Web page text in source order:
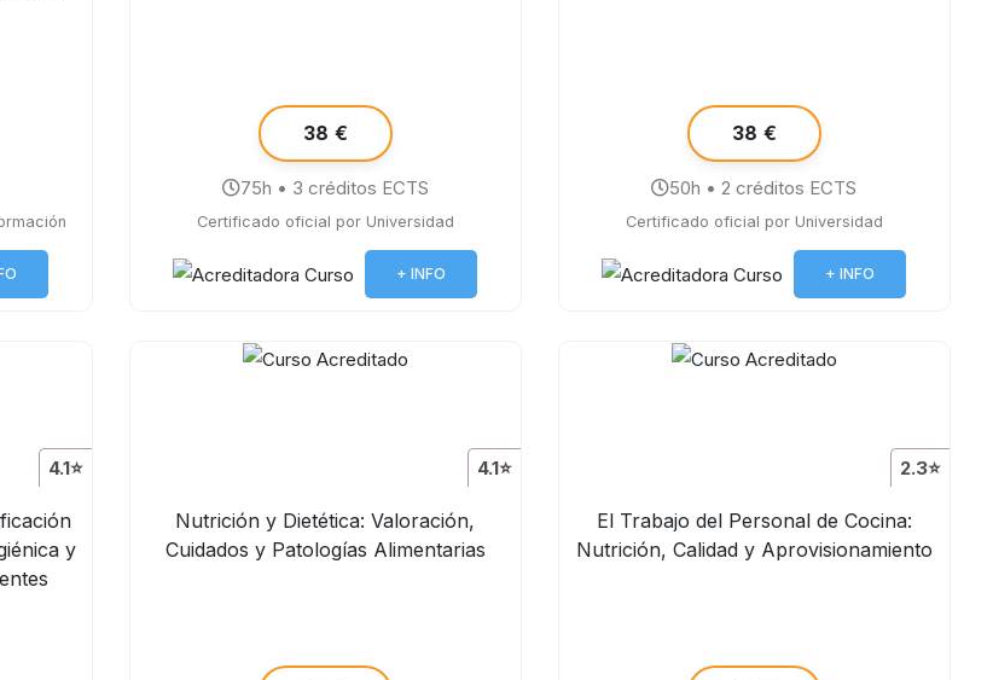
38 €
75h • 3 créditos ECTS
Certificado oficial por Universidad
+ INFO
38 €
50h • 2 créditos ECTS
Certificado oficial por Universidad
+ INFO
4.1⭐
y
4.1⭐
Nutrición y Dietética: Valoración,
Cuidados y Patologías Alimentarias
2.3⭐
El Trabajo del Personal de Cocina:
Nutrición, Calidad y Aprovisionamiento